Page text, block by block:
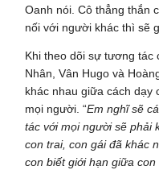
Oanh nói. Cô thẳng thắn
nối với người khác thì sẽ
Khi theo dõi sự tương tác
Nhân, Vân Hugo và
khác nhau giữa cách dạy
mọi người. “Em nghĩ sẽ
tác với mọi người sẽ phải
con trai, con gái đã khác
con biết giới hạn giữa